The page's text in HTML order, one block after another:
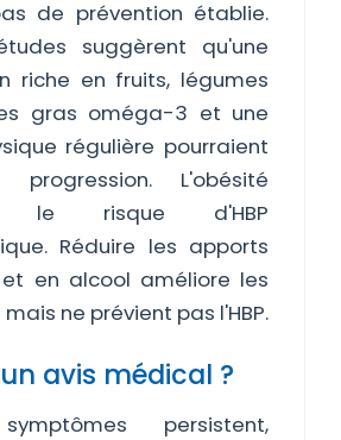
de prévention établie.
suggèrent qu'une
riche en fruits, légumes
gras oméga-3 et une
régulière pourraient
L'obésité
le risque d'HBP
Réduire les apports
en alcool améliore les
ne prévient pas l'HBP.
avis médical ?
persistent,